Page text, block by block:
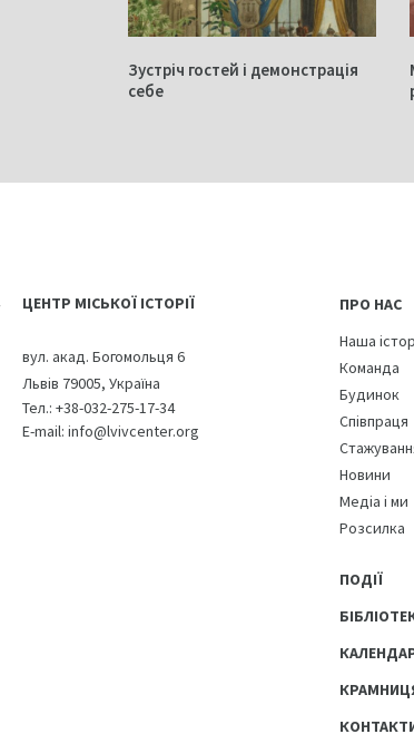
Зустріч гостей і демонстрація
себе
ЦЕНТР МІСЬКОЇ ІСТОРІЇ
вул. акад. Богомольця 6
Львів 79005, Україна
Тел.: +38-032-275-17-34
E-mail: info@lvivcenter.org
ПРО НАС
Наша
Команда
Будинок
Співпраця
Новини
Медіа і ми
Розсилка
ПОДІЇ